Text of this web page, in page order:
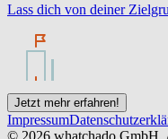
Lass dich von deiner
Jetzt mehr erfahren!
Impressum
© 2026 whatchado GmbH.